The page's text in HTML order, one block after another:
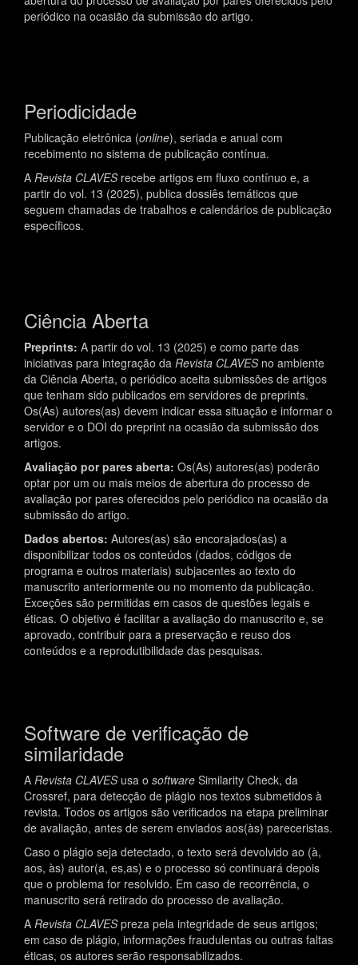
periódico na ocasião da submissão do artigo.
Periodicidade
Publicação eletrônica (online), seriada e anual com
recebimento no sistema de publicação contínua.
A Revista CLAVESrecebe artigos em fluxo contínuo e, a
partir do vol. 13 (2025), publica dossiês temáticos que
seguem chamadas de trabalhos e calendários de publicação
específicos.
Ciência Aberta
Preprints: A partir do vol. 13 (2025) e como parte das
iniciativas para integração da Revista CLAVESno ambiente
da Ciência Aberta, o periódico aceita submissões de artigos
que tenham sido publicados em servidores de preprints.
Os(As) autores(as) devem indicar essa situação e informar o
servidor e o DOI do preprint na ocasião da submissão dos
artigos.
Avaliação por pares aberta: Os(As) autores(as) poderão
optar por um ou mais meios de abertura do processo de
avaliação por pares oferecidos pelo periódico na ocasião da
submissão do artigo.
Dados abertos: Autores(as) são encorajados(as) a
disponibilizar todos os conteúdos (dados, códigos de
programa e outros materiais) subjacentes ao texto do
manuscrito anteriormente ou no momento da publicação.
Exceções são permitidas em casos de questões legais e
éticas. O objetivo é facilitar a avaliação do manuscrito e, se
aprovado, contribuir para a preservação e reuso dos
conteúdos e a reprodutibilidade das pesquisas.
Software de verificação de
similaridade
A Revista CLAVESusa o software Similarity Check, da
Crossref, para detecção de plágio nos textos submetidos à
revista. Todos os artigos são verificados na etapa preliminar
de avaliação, antes de serem enviados aos(às) pareceristas.
Caso o plágio seja detectado, o texto será devolvido ao (à,
aos, às) autor(a, es,as) e o processo só continuará depois
que o problema for resolvido. Em caso de recorrência, o
manuscrito será retirado do processo de avaliação.
A Revista CLAVESpreza pela integridade de seus artigos;
em caso de plágio, informações fraudulentas ou outras faltas
éticas, os autores serão responsabilizados.